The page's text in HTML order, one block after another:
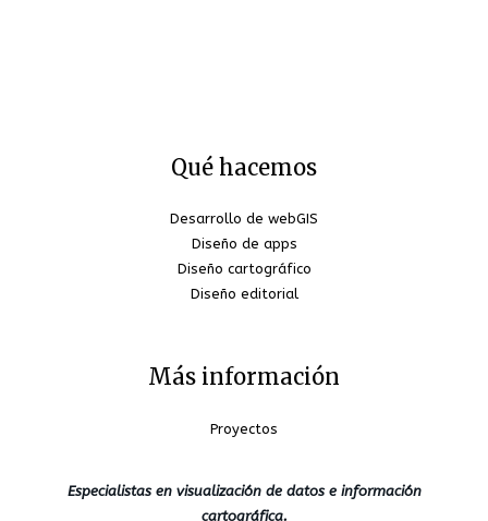
Qué hacemos
Desarrollo de webGIS
Diseño de apps
Diseño cartográfico
Diseño editorial
Más información
Proyectos
Especialistas en visualización de datos e información
cartográfica.